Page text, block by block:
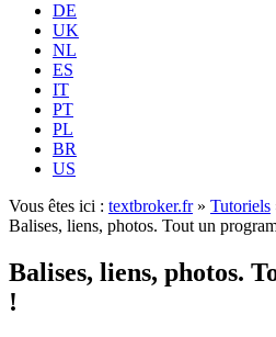
DE
UK
NL
ES
IT
PT
PL
BR
US
Vous êtes ici : textbroker.fr» Tutoriels
Balises, liens, photos. Tout un
Balises, liens, photos.
!